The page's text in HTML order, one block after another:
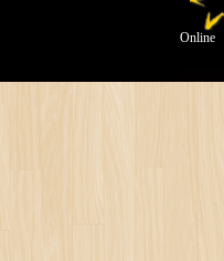
Online